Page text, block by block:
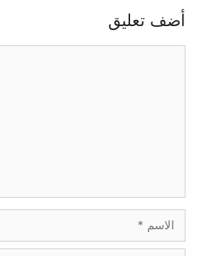
أضف تعليق